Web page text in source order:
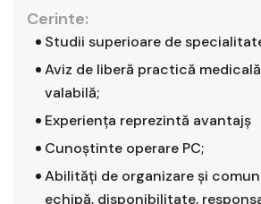
Cerinte:
Studii superioare de
Aviz de liberă practică
valabilă;
Experienţa reprezintă avantajş
Cunoştinte operare PC;
Abilităţi de organizare şi
echipă, disponibilitate,